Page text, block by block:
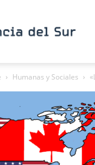
Humanas y Sociales